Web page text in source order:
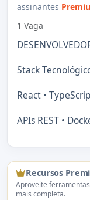
assinantes
1 Vaga
Stack
React •
APIs REST •
Recursos
Aproveite
mais completa.